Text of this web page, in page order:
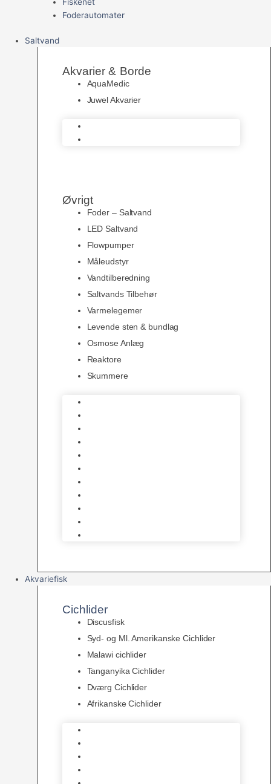
Foderautomater
Saltvand
Akvarier & Borde
AquaMedic
Juwel Akvarier
Øvrigt
Foder – Saltvand
LED Saltvand
Flowpumper
Måleudstyr
Vandtilberedning
Saltvands Tilbehør
Varmelegemer
Levende sten & bundlag
Osmose Anlæg
Reaktore
Skummere
Akvariefisk
Cichlider
Discusfisk
Syd- og Ml. Amerikanske Cichlider
Malawi cichlider
Tanganyika Cichlider
Dværg Cichlider
Afrikanske Cichlider